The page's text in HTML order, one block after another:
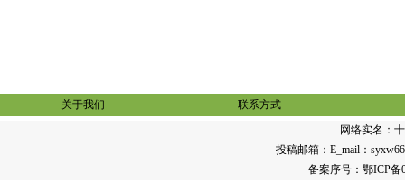
关于我们
联系方式
网络实名：
投稿邮箱：E_mail：
备案序号： 鄂ICP备